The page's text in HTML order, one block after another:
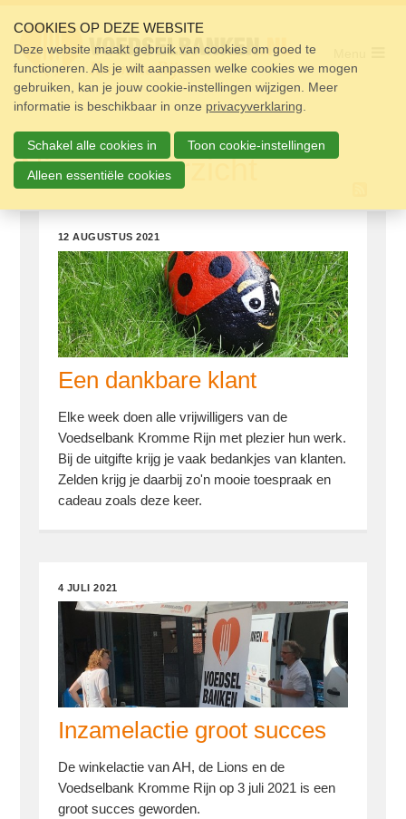
links
over
Spring
naar
de
Spring
naar
de
inhoud
Nieuwsoverzicht
12 AUGUSTUS 2021
Een dankbare klant
Elke week doen alle vrijwilligers van de
Voedselbank Kromme Rijn met plezier hun werk.
Bij de uitgifte krijg je vaak bedankjes van klanten.
Zelden krijg je daarbij zo'n mooie toespraak en
cadeau zoals deze keer.
4 JULI 2021
Inzamelactie groot succes
De winkelactie van AH, de Lions en de
Voedselbank Kromme Rijn op 3 juli 2021 is een
groot succes geworden.
Home
Pakket
Doneren
Vrijwilligers
Doneer
Contact
COOKIES OP DEZE WEBSITE
Deze website maakt gebruik van cookies om goed te
functioneren. Als je wilt aanpassen welke cookies we mogen
gebruiken, kan je jouw cookie-instellingen wijzigen. Meer
informatie is beschikbaar in onze privacyverklaring
Schakel alle cookies in Toon cookie-instellingen
Alleen essentiële cookies